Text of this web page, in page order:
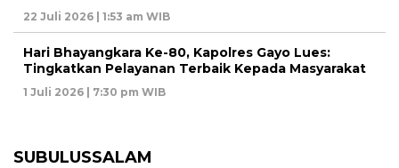
22 Juli 2026 | 1:53 am WIB
Hari Bhayangkara Ke-80, Kapolres Gayo Lues:
Tingkatkan Pelayanan Terbaik Kepada Masyarakat
1 Juli 2026 | 7:30 pm WIB
SUBULUSSALAM